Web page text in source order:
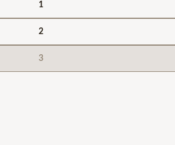
1
2
3